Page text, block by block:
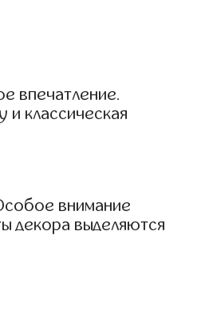
впечатление.
и классическая
внимание
декора выделяются